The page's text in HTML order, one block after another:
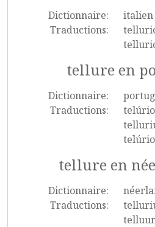
Dictionnaire:
italien
Traductions:
tellure en
Dictionnaire:
Traductions:
telúrio
tellure en
Dictionnaire:
Traductions: